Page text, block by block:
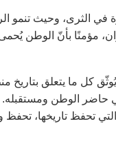
حيث الأصالة متجذّرة في
مؤمنًا بأنّ الوطن يُحمى
ما يتعلق بتاريخ
حاضر الوطن
تحفظ تاريخها، تحفظ